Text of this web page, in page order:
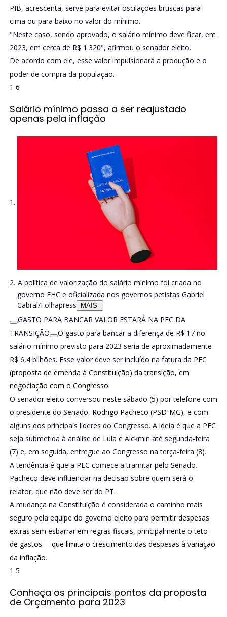
PIB, acrescenta, serve para evitar oscilações bruscas para
cima ou para baixo no valor do mínimo.
"Neste caso, sendo aprovado, o salário mínimo deve ficar, em
2023, em cerca de R$ 1.320", afirmou o senador eleito.
De acordo com ele, esse valor impulsionará a produção e o
poder de compra da população.
1 6
Salário mínimo passa a ser reajustado
apenas pela inflação
A política de valorização do salário mínimo foi criada no
governo FHC e oficializada nos governos petistas Gabriel
Cabral/Folhapress
MAIS
GASTO PARA BANCAR VALOR ESTARÁ NA PEC DA
TRANSIÇÃO
O gasto para bancar a diferença de R$ 17 no
salário mínimo previsto para 2023 seria de aproximadamente
R$ 6,4 bilhões. Esse valor deve ser incluído na fatura da PEC
(proposta de emenda à Constituição) da transição, em
negociação com o Congresso.
O senador eleito conversou neste sábado (5) por telefone com
o presidente do Senado, Rodrigo Pacheco (PSD-MG), e com
alguns dos principais líderes do Congresso. A ideia é que a PEC
seja submetida à análise de Lula e Alckmin até segunda-feira
(7) e, em seguida, entregue ao Congresso na terça-feira (8).
A tendência é que a PEC comece a tramitar pelo Senado.
Pacheco deve influenciar na decisão sobre quem será o
relator, que não deve ser do PT.
A mudança na Constituição é considerada o caminho mais
seguro pela equipe do governo eleito para permitirdespesas
extras sem esbarrar em regras fiscais, principalmente oteto
de gastos —que limita o crescimento das despesas à variação
da inflação.
1 5
Conheça os principais pontos da proposta
de Orçamento para 2023